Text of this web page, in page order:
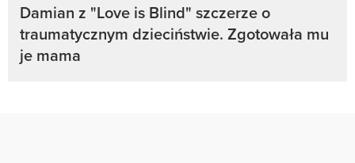
Damian z "Love is Blind" szczerze o
traumatycznym dzieciństwie. Zgotowała mu
je mama